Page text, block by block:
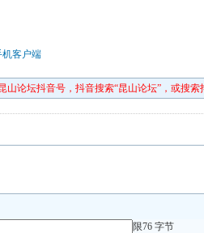
机客户端
山论坛抖音号，抖音搜索“昆山论坛”，或搜索
限76 字节